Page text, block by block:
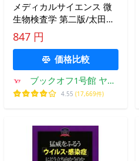
メディカルサイエンス 微
生物検査学 第二版/太田敏
子(編者),岡崎充宏(編者),金
森政
847 円
価格比較
ブックオフ1号館 ヤフ
ーショッピング店
4.55 (17,669件)